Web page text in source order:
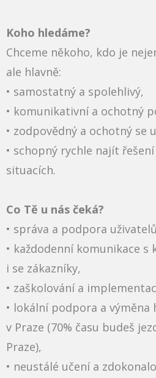
Koho hledáme?
Chceme někoho, kdo je
ale hlavně:
• samostatný a spolehlivý,
• komunikativní a ochotný
• zodpovědný a ochotný se
• schopný rychle najít
situacích.
Co Tě u nás čeká?
• správa a podpora
• každodenní komunikace
i se zákazníky,
• zaškolování a
• lokální podpora a
v Praze (70% času budeš
Praze),
• neustálé učení a